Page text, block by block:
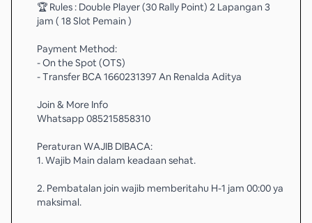
🏆 Rules : Double Player (30 Rally Point) 2 Lapangan 3
jam ( 18 Slot Pemain )
Payment Method:
- On the Spot (OTS)
- Transfer BCA 1660231397 An Renalda Aditya
Join & More Info
Whatsapp 085215858310
Peraturan WAJIB DIBACA:
1. Wajib Main dalam keadaan sehat.
2. Pembatalan join wajib memberitahu H-1 jam 00:00 ya
maksimal.